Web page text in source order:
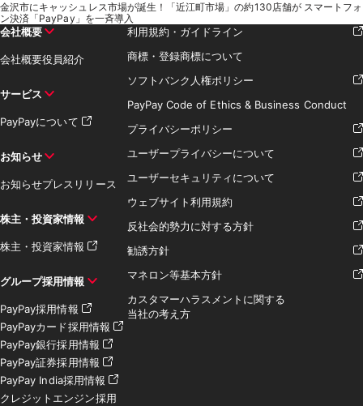
金沢市にキャッシュレス市場が誕生！「近江町市場」の約130店舗が スマートフォ
ン決済「PayPay」を一斉導入
会社概要
会社概要役員紹介
サービス
PayPayについて
お知らせ
お知らせプレスリリース
株主・投資家情報
株主・投資家情報
グループ採用情報
PayPay採用情報
PayPayカード採用情報
PayPay銀行採用情報
PayPay証券採用情報
PayPay India採用情報
クレジットエンジン採用
利用規約・ガイドライン
商標・登録商標について
ソフトバンク人権ポリシー
PayPay Code of Ethics & Business Conduct
プライバシーポリシー
ユーザープライバシーについて
ユーザーセキュリティについて
ウェブサイト利用規約
反社会的勢力に対する方針
勧誘方針
マネロン等基本方針
カスタマーハラスメントに関する
当社の考え方